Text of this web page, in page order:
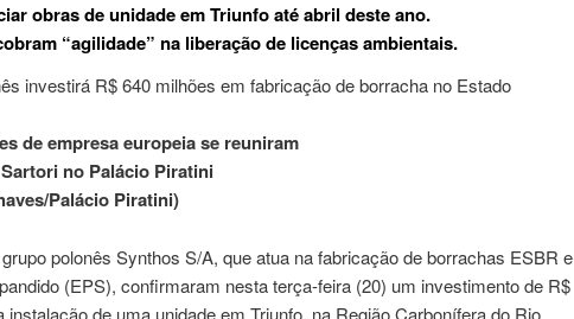
obras de unidade em Triunfo até abril deste ano.
“agilidade” na liberação de licenças ambientais.
de empresa europeia se reuniram
no Palácio Piratini
Palácio Piratini)
polonês Synthos S/A, que atua na fabricação de borrachas ESBR e
(EPS), confirmaram nesta terça-feira (20) um investimento de R$
instalação de uma unidade em Triunfo, na Região Carbonífera do Rio